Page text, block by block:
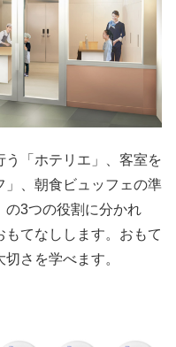
う「ホテリエ」、客室を
」、朝食ビュッフェの準
の3つの役割に分かれ
てなしします。おもて
さを学べます。